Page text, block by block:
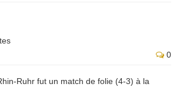
0
Ruhr fut un match de folie (4-3) à la